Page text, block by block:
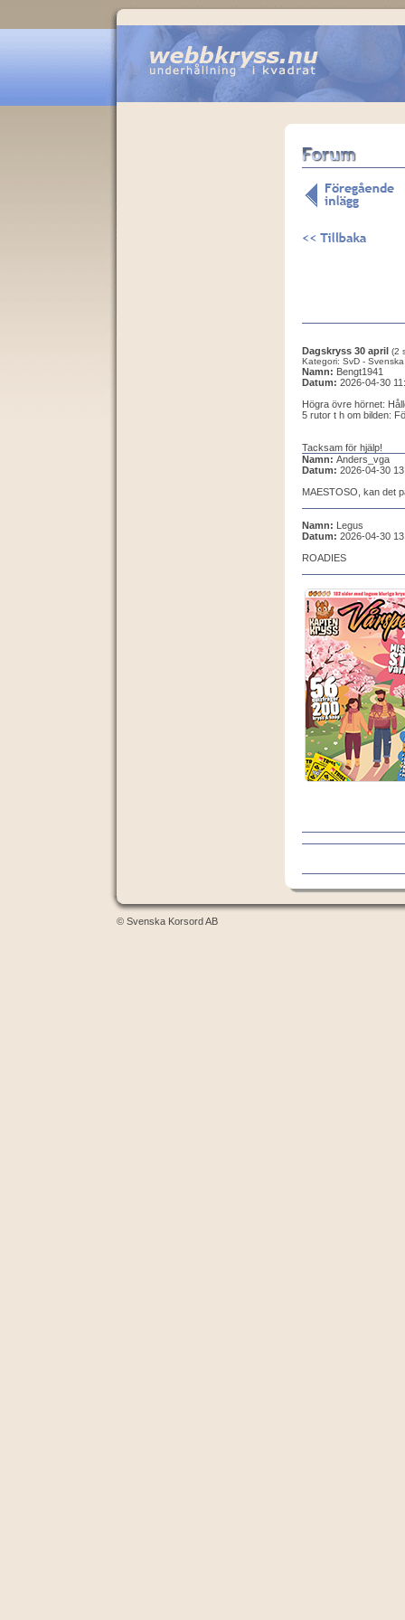
Dagskryss 30 april (2
Kategori: SvD -
Namn: Bengt1941
Datum: 2026-04-30
Högra övre hörnet:
5 rutor t h om bilden:
Tacksam för hjälp!
Namn: Anders_vga
Datum: 2026-04-30
MAESTOSO, kan det
Namn: Legus
Datum: 2026-04-30
ROADIES
© Svenska Korsord AB